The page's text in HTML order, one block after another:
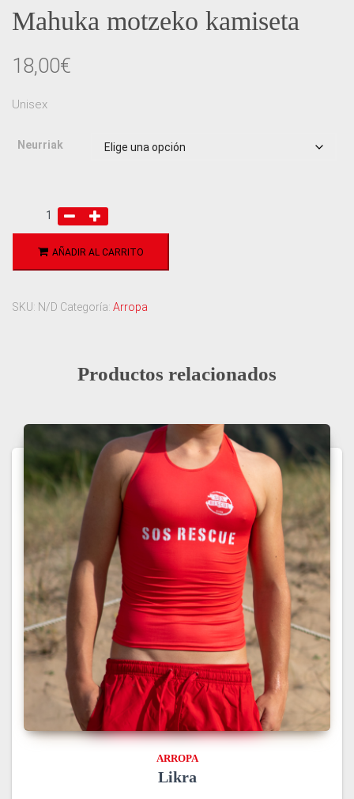
Mahuka motzeko kamiseta
18,00€
Unisex
Neurriak
AÑADIR AL CARRITO
SKU: N/D Categoría: Arropa
Productos relacionados
ARROPA
Likra